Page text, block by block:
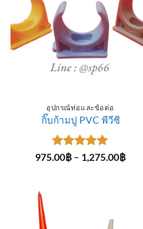
อุปกรณ์ท่อและข้อต่อ
กิ๊บก้ามปู PVC พีวีซี
ให้คะแนน
975.00฿ – 1,275.00฿Price